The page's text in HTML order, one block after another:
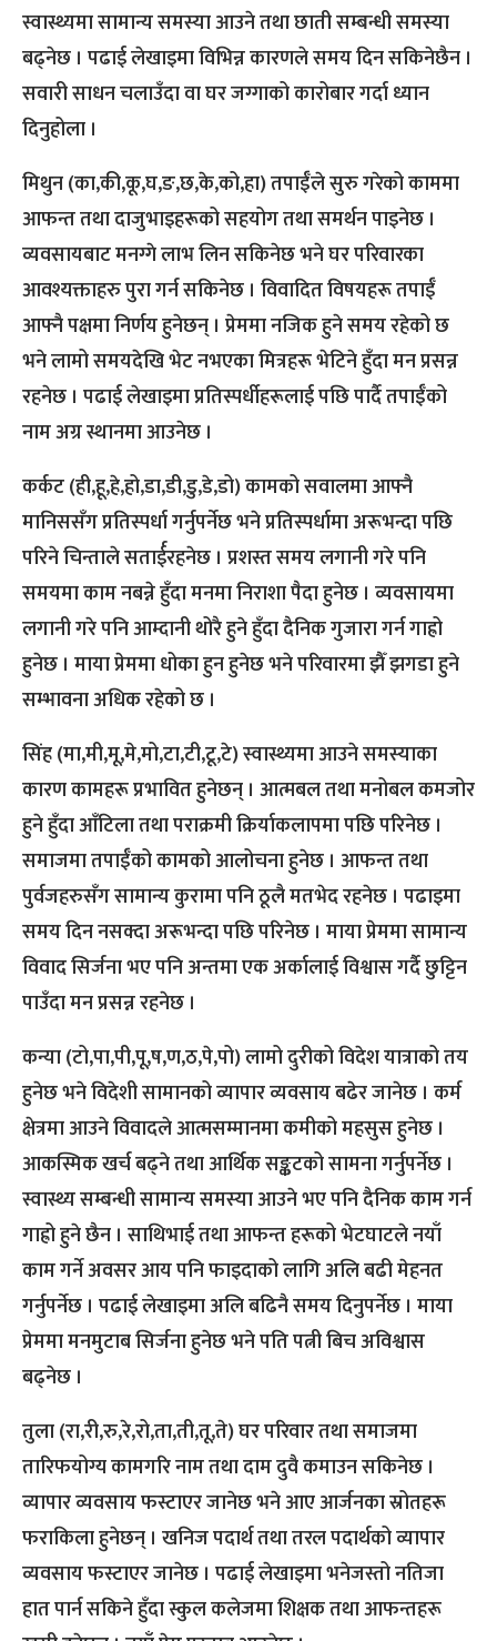
स्वास्थ्यमा सामान्य समस्या आउने तथा छाती सम्बन्धी समस्या
बढ्नेछ । पढाई लेखाइमा विभिन्न कारणले समय दिन सकिनेछैन ।
सवारी साधन चलाउँदा वा घर जग्गाको कारोबार गर्दा ध्यान
दिनुहोला ।
मिथुन (का,की,कू,घ,ङ,छ,के,को,हा) तपाईँले सुरु गरेको काममा
आफन्त तथा दाजुभाइहरूको सहयोग तथा समर्थन पाइनेछ ।
व्यवसायबाट मनग्गे लाभ लिन सकिनेछ भने घर परिवारका
आवश्यक्ताहरु पुरा गर्न सकिनेछ । विवादित विषयहरू तपाईँ
आफ्नै पक्षमा निर्णय हुनेछन् । प्रेममा नजिक हुने समय रहेको छ
भने लामो समयदेखि भेट नभएका मित्रहरू भेटिने हुँदा मन प्रसन्न
रहनेछ । पढाई लेखाइमा प्रतिस्पर्धीहरूलाई पछि पार्दै तपाईँको
नाम अग्र स्थानमा आउनेछ ।
कर्कट (ही,हू,हे,हो,डा,डी,डु,डे,डो) कामको सवालमा आफ्नै
मानिससँग प्रतिस्पर्धा गर्नुपर्नेछ भने प्रतिस्पर्धामा अरूभन्दा पछि
परिने चिन्ताले सतार्ईरहनेछ । प्रशस्त समय लगानी गरे पनि
समयमा काम नबन्ने हुँदा मनमा निराशा पैदा हुनेछ । व्यवसायमा
लगानी गरे पनि आम्दानी थोरै हुने हुँदा दैनिक गुजारा गर्न गाह्रो
हुनेछ । माया प्रेममा धोका हुन हुनेछ भने परिवारमा झैँ झगडा हुने
सम्भावना अधिक रहेको छ ।
सिंह (मा,मी,मू,मे,मो,टा,टी,टू,टे) स्वास्थ्यमा आउने समस्याका
कारण कामहरू प्रभावित हुनेछन् । आत्मबल तथा मनोबल कमजोर
हुने हुँदा आँटिला तथा पराक्रमी क्रिर्याकलापमा पछि परिनेछ ।
समाजमा तपाईँको कामको आलोचना हुनेछ । आफन्त तथा
पुर्वजहरुसँग सामान्य कुरामा पनि ठूलै मतभेद रहनेछ । पढाइमा
समय दिन नसक्दा अरूभन्दा पछि परिनेछ । माया प्रेममा सामान्य
विवाद सिर्जना भए पनि अन्तमा एक अर्कालाई विश्वास गर्दै छुट्टिन
पाउँदा मन प्रसन्न रहनेछ ।
कन्या (टो,पा,पी,पू,ष,ण,ठ,पे,पो) लामो दुरीको विदेश यात्राको तय
हुनेछ भने विदेशी सामानको व्यापार व्यवसाय बढेर जानेछ । कर्म
क्षेत्रमा आउने विवादले आत्मसम्मानमा कमीको महसुस हुनेछ ।
आकस्मिक खर्च बढ्ने तथा आर्थिक सङ्कटको सामना गर्नुपर्नेछ ।
स्वास्थ्य सम्बन्धी सामान्य समस्या आउने भए पनि दैनिक काम गर्न
गाह्रो हुने छैन । साथिभाई तथा आफन्त हरूको भेटघाटले नयाँ
काम गर्ने अवसर आय पनि फाइदाको लागि अलि बढी मेहनत
गर्नुपर्नेछ । पढाई लेखाइमा अलि बढिनै समय दिनुपर्नेछ । माया
प्रेममा मनमुटाब सिर्जना हुनेछ भने पति पत्नी बिच अविश्वास
बढ्नेछ ।
तुला (रा,री,रु,रे,रो,ता,ती,तू,ते) घर परिवार तथा समाजमा
तारिफयोग्य कामगरि नाम तथा दाम दुवै कमाउन सकिनेछ ।
व्यापार व्यवसाय फस्टाएर जानेछ भने आए आर्जनका स्रोतहरू
फराकिला हुनेछन् । खनिज पदार्थ तथा तरल पदार्थको व्यापार
व्यवसाय फस्टाएर जानेछ । पढाई लेखाइमा भनेजस्तो नतिजा
हात पार्न सकिने हुँदा स्कुल कलेजमा शिक्षक तथा आफन्तहरू